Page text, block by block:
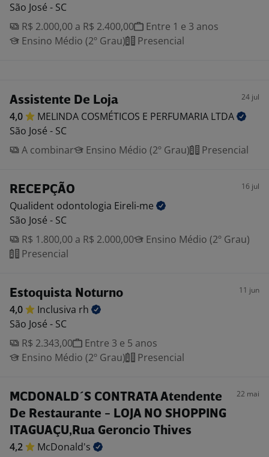
São José - SC
R$ 2.000,00 a R$ 2.400,00
Entre 1 e 3 anos
Ensino Médio (2º Grau)
Presencial
Assistente De Loja 24 jul
4,0 MELINDA COSMÉTICOS E PERFUMARIA LTDA
São José - SC
A combinar
Ensino Médio (2º Grau) Presencial
RECEPÇÃO 16 jul
Qualident odontologia Eireli-me
São José - SC
R$ 1.800,00 a R$ 2.000,00
Ensino Médio (2º Grau)
Presencial
Estoquista Noturno 11 jun
4,0 Inclusiva rh
São José - SC
R$ 2.343,00
Entre 3 e 5 anos
Ensino Médio (2º Grau)
Presencial
MCDONALD´S CONTRATA Atendente
De Restaurante - LOJA NO SHOPPING
ITAGUAÇU,Rua Geroncio Thives
22 mai
4,2
McDonald's